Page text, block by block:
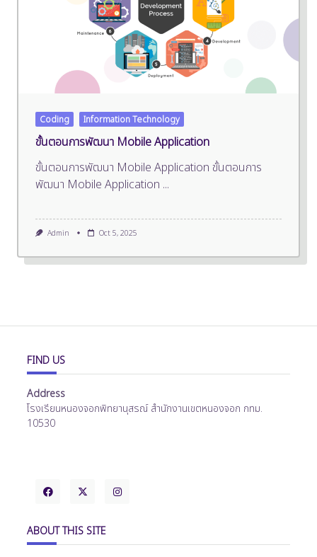
Coding Information Technology
ขั้นตอนการพัฒนา Mobile Application
ขั้นตอนการพัฒนา Mobile Application ขั้นตอนการ
พัฒนา Mobile Application ...
Admin Oct 5, 2025
FIND US
Address
โรงเรียนหนองจอกพิทยานุสรณ์ สำนักงานเขตหนองจอก กทม.
10530
ABOUT THIS SITE